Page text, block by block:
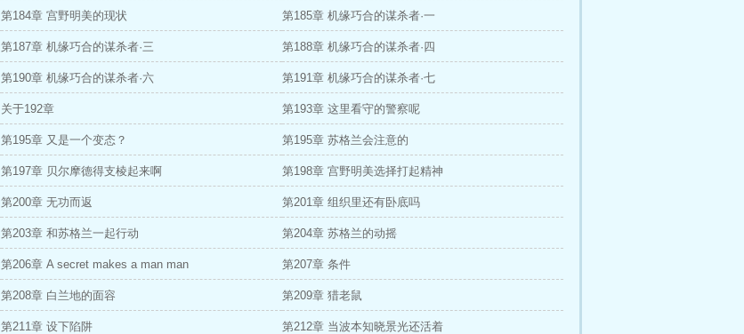
第184章 宫野明美的现状 第185章 机缘巧合的谋杀者·一
第187章 机缘巧合的谋杀者·三 第188章 机缘巧合的谋杀者·四
第190章 机缘巧合的谋杀者·六 第191章 机缘巧合的谋杀者·七
关于192章 第193章 这里看守的警察呢
第195章 又是一个变态？ 第195章 苏格兰会注意的
第197章 贝尔摩德得支棱起来啊 第198章 宫野明美选择打起精神
第200章 无功而返 第201章 组织里还有卧底吗
第203章 和苏格兰一起行动 第204章 苏格兰的动摇
第206章 A secret makes a man man 第207章 条件
第208章 白兰地的面容 第209章 猎老鼠
第211章 设下陷阱 第212章 当波本知晓景光还活着